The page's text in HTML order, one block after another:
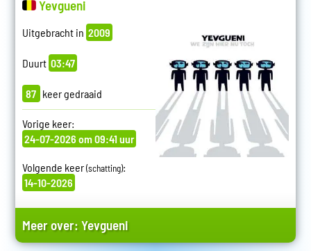
Yevgueni
Uitgebracht in 2009
Duurt 03:47
87 keer gedraaid
Vorige keer:
24-07-2026 om 09:41 uur
Volgende keer(schatting):
14-10-2026
Meer over:Yevgueni